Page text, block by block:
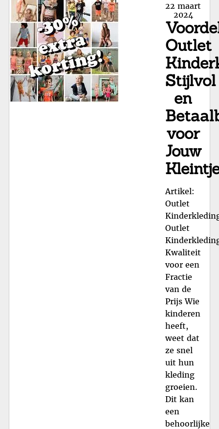
Posted
on
22 maart
2024
Outlet
Stijlvol
en
voor
Jouw
Artikel:
Outlet
Outlet
Kwaliteit
voor een
Fractie
van de
Prijs Wie
kinderen
heeft,
weet dat
ze snel
uit hun
kleding
groeien.
Dit kan
een
behoorlijke